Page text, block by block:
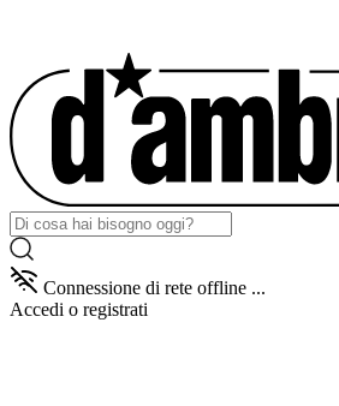
Connessione di rete offline ...
Accedi o registrati